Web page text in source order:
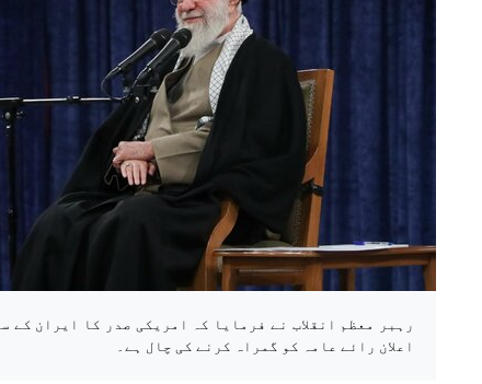
رہبر معظم انقلاب نے فرمایا کہ امریکی صدر کا ایران کے
اعلان رائے عامہ کو گمراہ کرنے کی چال ہے۔